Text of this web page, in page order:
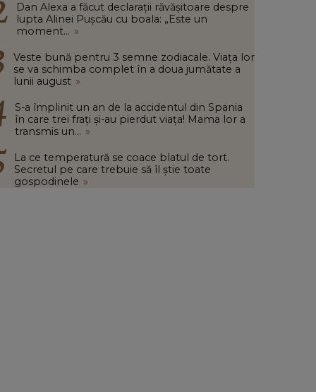
Dan Alexa a făcut declarații răvășitoare despre
lupta Alinei Pușcău cu boala: „Este un
moment... »
Veste bună pentru 3 semne zodiacale. Viața lor
se va schimba complet în a doua jumătate a
lunii august »
S-a împlinit un an de la accidentul din Spania
în care trei frați și-au pierdut viața! Mama lor a
transmis un... »
La ce temperatură se coace blatul de tort.
Secretul pe care trebuie să îl știe toate
gospodinele »